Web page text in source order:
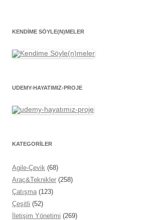
KENDIME SÖYLE(N)MELER
UDEMY-HAYATIMIZ-PROJE
KATEGORİLER
Agile-Çevik (68)
Araç&Teknikler (258)
Çatışma (123)
Çeşitli (52)
İletişim Yönetimi (269)